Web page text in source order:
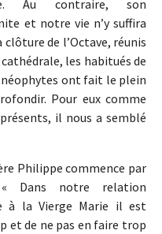
Au contraire, son
et notre vie n’y suffira
clôture de l’Octave, réunis
les habitués de
ont fait le plein
Pour eux comme
il nous a semblé
Philippe commence par
« Dans notre relation
à la Vierge Marie il est
et de ne pas en faire trop